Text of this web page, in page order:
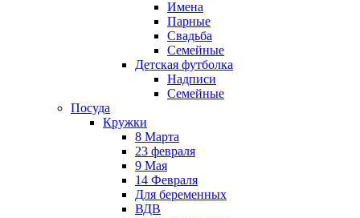
Имена
Парные
Свадьба
Семейные
Детская футболка
Надписи
Семейные
Посуда
Кружки
8 Марта
23 февраля
9 Мая
14 Февраля
Для беременных
ВДВ